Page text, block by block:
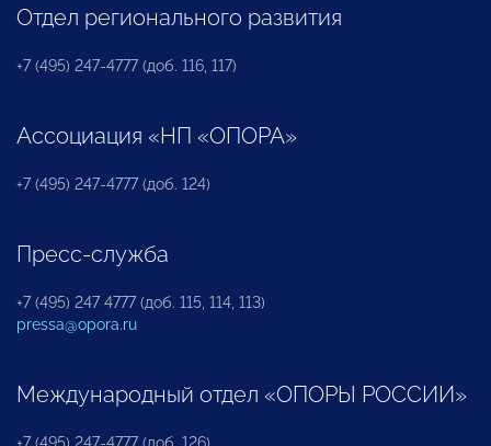
Отдел регионального развития
+7 (495) 247-4777 (доб. 116, 117)
Ассоциация «НП «ОПОРА»
+7 (495) 247-4777 (доб. 124)
Пресс-служба
+7 (495) 247 4777 (доб. 115, 114, 113)
pressa@opora.ru
Международный отдел «ОПОРЫ РОССИИ»